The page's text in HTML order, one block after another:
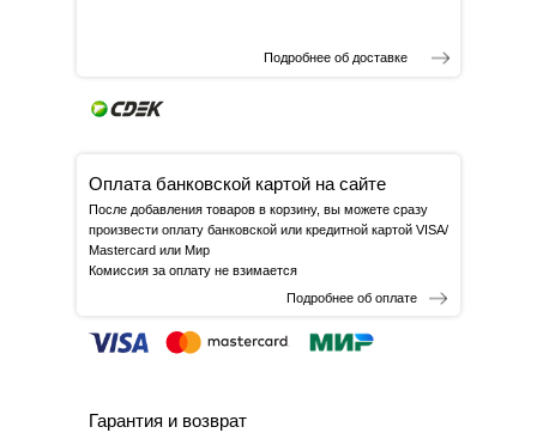
Подробнее об доставке
Оплата банковской картой на сайте
После добавления товаров в корзину, вы можете сразу
произвести оплату банковской или кредитной картой VISA/
Mastercard или Мир
Комиссия за оплату не взимается
Подробнее об оплате
Гарантия и возврат